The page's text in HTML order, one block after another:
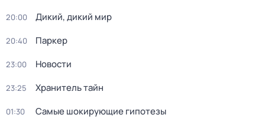
20:00 Дикий, дикий мир
20:40 Паркер
23:00 Новости
23:25 Хранитель тайн
01:30 Самые шoкиpующие гипотезы